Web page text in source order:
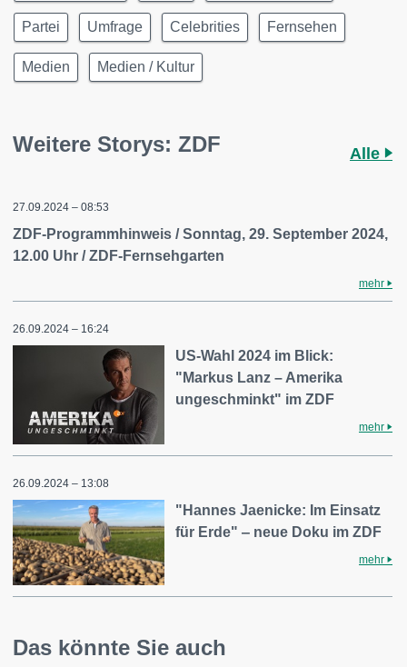
Partei Umfrage Celebrities Fernsehen
Medien Medien / Kultur
Weitere Storys: ZDF Alle
27.09.2024 – 08:53
ZDF-Programmhinweis / Sonntag, 29. September 2024,
12.00 Uhr / ZDF-Fernsehgarten
mehr
26.09.2024 – 16:24
US-Wahl 2024 im Blick:
"Markus Lanz – Amerika
ungeschminkt" im ZDF
mehr
26.09.2024 – 13:08
"Hannes Jaenicke: Im Einsatz
für Erde" ‒ neue Doku im ZDF
mehr
Das könnte Sie auch